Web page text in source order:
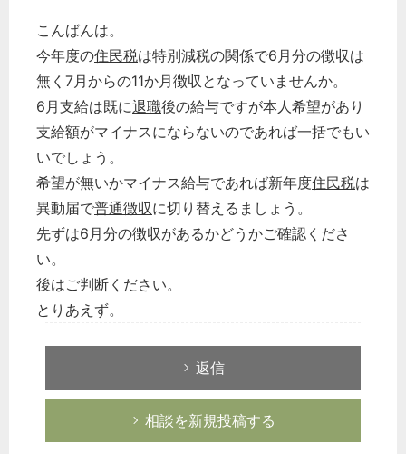
こんばんは。
今年度の住民税は特別減税の関係で6月分の徴収は
無く7月からの11か月徴収となっていませんか。
6月支給は既に退職後の給与ですが本人希望があり
支給額がマイナスにならないのであれば一括でもい
いでしょう。
希望が無いかマイナス給与であれば新年度住民税は
異動届で普通徴収に切り替えるましょう。
先ずは6月分の徴収があるかどうかご確認くださ
い。
後はご判断ください。
とりあえず。
返信
相談を新規投稿する